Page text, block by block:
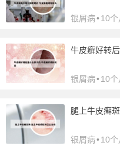
银屑病•10
牛皮癣好转
银屑病•10
腿上牛皮癣
银屑病•10